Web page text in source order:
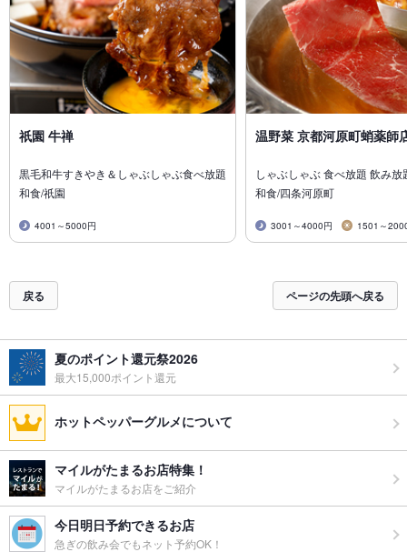
祇園 牛禅
黒毛和牛すきやき＆しゃぶしゃぶ食べ放題
和食/祇園
4001～5000円
温野菜 京都河原町蛸薬師
しゃぶしゃぶ 食べ放題 飲み放
和食/四条河原町
3001～4000円 1501～
戻る ページの先頭へ戻る
夏のポイント還元祭2026
最大15,000ポイント還元
ホットペッパーグルメについて
マイルがたまるお店特集！
マイルがたまるお店をご紹介
今日明日予約できるお店
急ぎの飲み会でもネット予約OK！